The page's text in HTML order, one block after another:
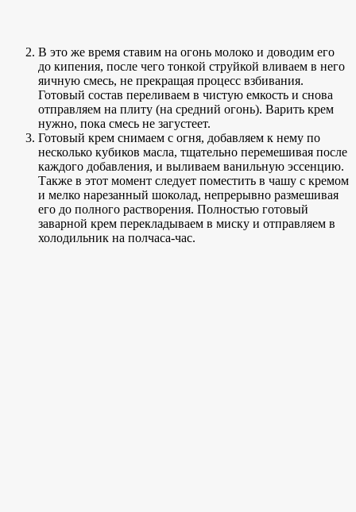
В это же время ставим на огонь молоко и доводим его
до кипения, после чего тонкой струйкой вливаем в него
яичную смесь, не прекращая процесс взбивания.
Готовый состав переливаем в чистую емкость и снова
отправляем на плиту (на средний огонь). Варить крем
нужно, пока смесь не загустеет.
Готовый крем снимаем с огня, добавляем к нему по
несколько кубиков масла, тщательно перемешивая после
каждого добавления, и выливаем ванильную эссенцию.
Также в этот момент следует поместить в чашу с кремом
и мелко нарезанный шоколад, непрерывно размешивая
его до полного растворения. Полностью готовый
заварной крем перекладываем в миску и отправляем в
холодильник на полчаса-час.